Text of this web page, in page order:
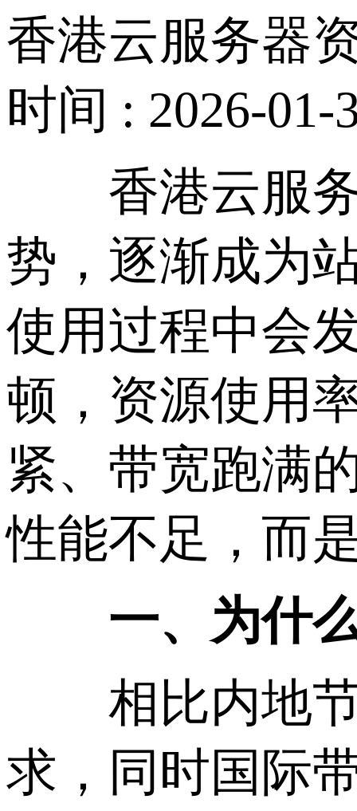
香港云服务器
时间 : 2026-01-
香港云服务
势，逐渐成为
使用过程中会
顿，资源使用
紧、带宽跑满
性能不足，而
一、为什么
相比内地节
求，同时国际